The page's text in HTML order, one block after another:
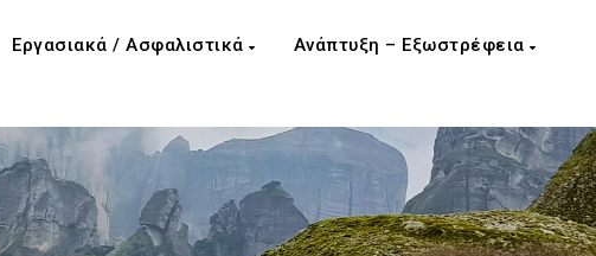
Εργασιακά / Ασφαλιστικά Ανάπτυξη – Εξωστρέφεια